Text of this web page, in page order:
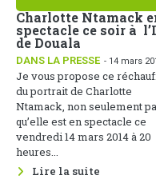
Charlotte Ntamack
spectacle ce soir à
de Douala
DANS LA PRESSE - 14 mars
Je vous propose ce
du portrait de Charlotte
Ntamack, non seulement
qu’elle est en spectacle ce
vendredi 14 mars 2014 à 20
heures...
Lire la suite